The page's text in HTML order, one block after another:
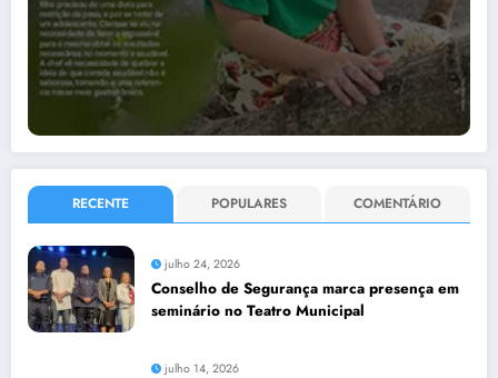
RECENTE POPULARES COMENTÁRIO
julho 24, 2026
Conselho de Segurança marca presença em
seminário no Teatro Municipal
julho 14, 2026